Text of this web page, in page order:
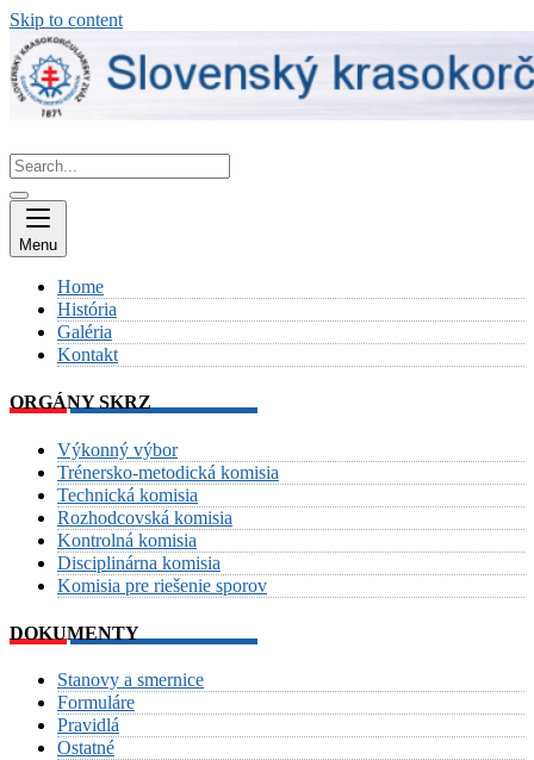
Skip to content
Menu
Home
História
Galéria
Kontakt
ORGÁNY SKRZ
Výkonný výbor
Trénersko-metodická komisia
Technická komisia
Rozhodcovská komisia
Kontrolná komisia
Disciplinárna komisia
Komisia pre riešenie sporov
DOKUMENTY
Stanovy a smernice
Formuláre
Pravidlá
Ostatné